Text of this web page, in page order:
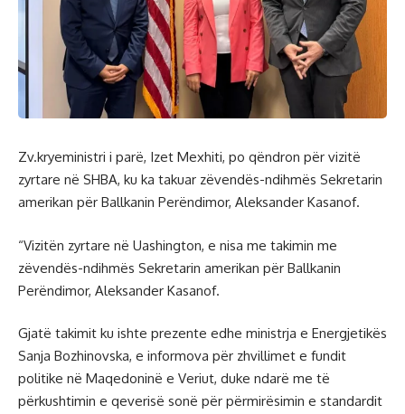
Zv.kryeministri i parë, Izet Mexhiti, po qëndron për vizitë
zyrtare në SHBA, ku ka takuar zëvendës-ndihmës Sekretarin
amerikan për Ballkanin Perëndimor, Aleksander Kasanof.
“Vizitën zyrtare në Uashington, e nisa me takimin me
zëvendës-ndihmës Sekretarin amerikan për Ballkanin
Perëndimor, Aleksander Kasanof.
Gjatë takimit ku ishte prezente edhe ministrja e Energjetikës
Sanja Bozhinovska, e informova për zhvillimet e fundit
politike në Maqedoninë e Veriut, duke ndarë me të
përkushtimin e qeverisë sonë për përmirësimin e standardit